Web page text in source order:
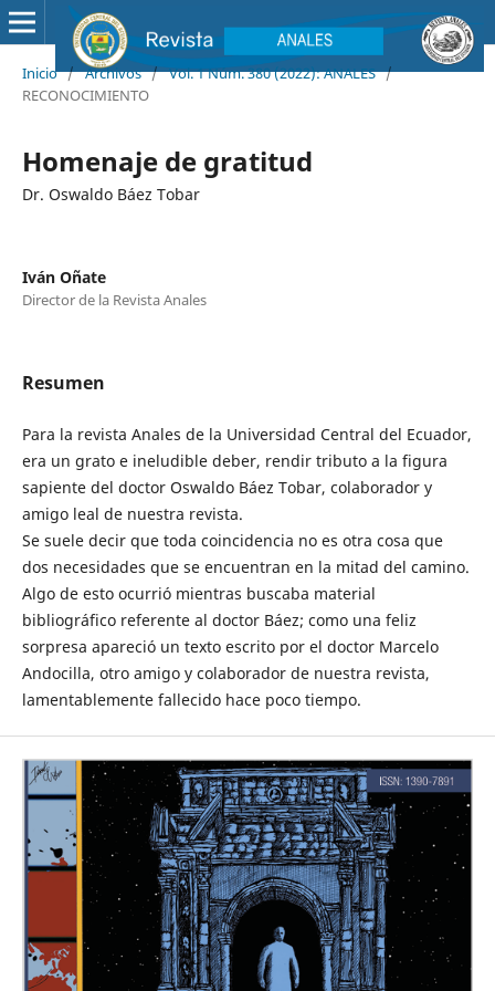
Inicio / Archivos / Vol. 1 Núm. 380 (2022): ANALES /
RECONOCIMIENTO
Homenaje de gratitud
Dr. Oswaldo Báez Tobar
Iván Oñate
Director de la Revista Anales
Resumen
Para la revista Anales de la Universidad Central del Ecuador,
era un grato e ineludible deber, rendir tributo a la figura
sapiente del doctor Oswaldo Báez Tobar, colaborador y
amigo leal de nuestra revista.
Se suele decir que toda coincidencia no es otra cosa que
dos necesidades que se encuentran en la mitad del camino.
Algo de esto ocurrió mientras buscaba material
bibliográfico referente al doctor Báez; como una feliz
sorpresa apareció un texto escrito por el doctor Marcelo
Andocilla, otro amigo y colaborador de nuestra revista,
lamentablemente fallecido hace poco tiempo.